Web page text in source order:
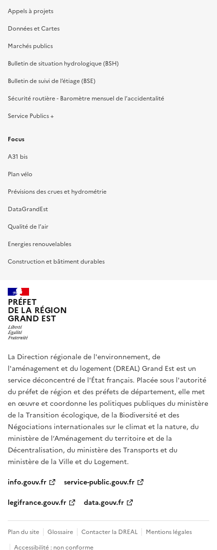
Appels à projets
Données et Cartes
Marchés publics
Bulletin de situation hydrologique (BSH)
Bulletin de suivi de l’étiage (BSE)
Sécurité routière - Baromètre mensuel de l’accidentalité
Service Publics +
Focus
A31 bis
Plan vélo
Prévisions des crues et hydrométrie
DataGrandEst
Qualité de l’air
Energies renouvelables
Construction et bâtiment durables
PRÉFET
DE LA RÉGION
GRAND EST
La Direction régionale de l'environnement, de
l'aménagement et du logement (DREAL) Grand Est est un
service déconcentré de l'État français. Placée sous l'autorité
du préfet de région et des préfets de département, elle met
en œuvre et coordonne les politiques publiques du ministère
de la Transition écologique, de la Biodiversité et des
Négociations internationales sur le climat et la nature, du
ministère de l’Aménagement du territoire et de la
Décentralisation, du ministère des Transports et du
ministère de la Ville et du Logement.
info.gouv.fr
service-public.gouv.fr
legifrance.gouv.fr
data.gouv.fr
Plan du site Glossaire Contacter la DREAL
Mentions légales
Accessibilité : non conforme